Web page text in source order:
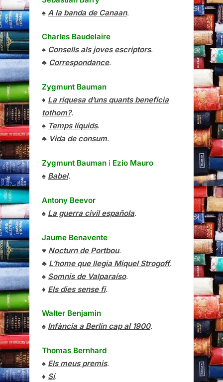
♠ A la banda de Canaan.
Charles Baudelaire
♠ Consells als joves escriptors.
♣ Correspondance.
Zygmunt Bauman
♦ La riquesa d’uns quants beneficia
tothom?.
♠ Temps líquids.
♣ Vida de consum.
Zygmunt Bauman i Ezio Mauro
♠ Babel.
Antony Beevor
♠ La guerra civil española.
Jaume Benavente
♥ Nocturn de Portbou.
♣ L’home que llegia Miquel Strogoff.
♠ Somnis de Valparaíso.
♦ Els dies sense fi.
Walter Benjamin
♠ Infància a Berlín cap al 1900.
Thomas Bernhard
♠ Els meus premis.
♦ Sí.